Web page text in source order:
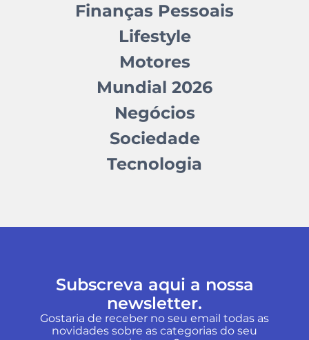
Finanças Pessoais
Lifestyle
Motores
Mundial 2026
Negócios
Sociedade
Tecnologia
Subscreva aqui a nossa
newsletter.
Gostaria de receber no seu email todas as
novidades sobre as categorias do seu